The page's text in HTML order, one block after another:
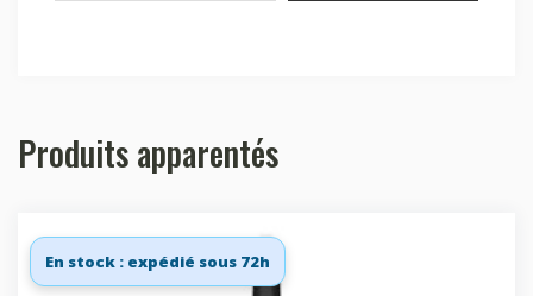
Produits apparentés
En stock : expédié sous 72h